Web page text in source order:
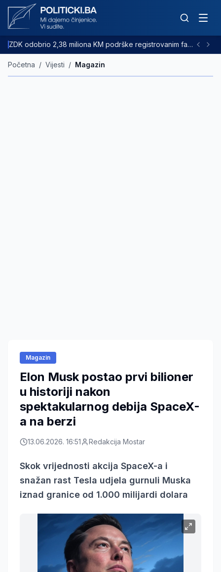
ZDK odobrio 2,38 miliona KM podrške registrovanim farmama goveda
Početna / Vijesti / Magazin
Magazin
Elon Musk postao prvi bilioner
u historiji nakon
spektakularnog debija SpaceX-
a na berzi
13.06.2026. 16:51 Redakcija Mostar
Skok vrijednosti akcija SpaceX-a i
snažan rast Tesla udjela gurnuli Muska
iznad granice od 1.000 milijardi dolara